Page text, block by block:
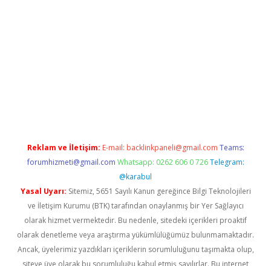
Reklam ve İletişim: E-mail: backlinkpaneli@gmail.com Teams:
forumhizmeti@gmail.com Whatsapp: 0262 606 0 726 Telegram:
@karabul
Yasal Uyarı: Sitemiz, 5651 Sayılı Kanun gereğince Bilgi Teknolojileri
ve İletişim Kurumu (BTK) tarafından onaylanmış bir Yer Sağlayıcı
olarak hizmet vermektedir. Bu nedenle, sitedeki içerikleri proaktif
olarak denetleme veya araştırma yükümlülüğümüz bulunmamaktadır.
Ancak, üyelerimiz yazdıkları içeriklerin sorumluluğunu taşımakta olup,
siteye üye olarak bu sorumluluğu kabul etmiş sayılırlar. Bu internet